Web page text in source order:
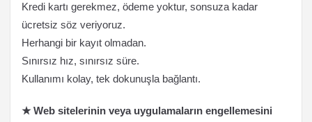
Kredi kartı gerekmez, ödeme yoktur, sonsuza kadar
ücretsiz söz veriyoruz.
Herhangi bir kayıt olmadan.
Sınırsız hız, sınırsız süre.
Kullanımı kolay, tek dokunuşla bağlantı.
★ Web sitelerinin veya uygulamaların engellemesini